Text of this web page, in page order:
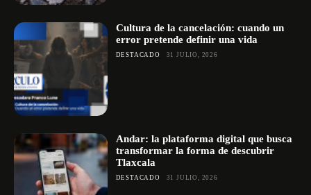
Cultura de la cancelación: cuando un
error pretende definir una vida
DESTACADO 31 JULIO, 2026
Andar: la plataforma digital que busca
transformar la forma de descubrir
Tlaxcala
DESTACADO 31 JULIO, 2026